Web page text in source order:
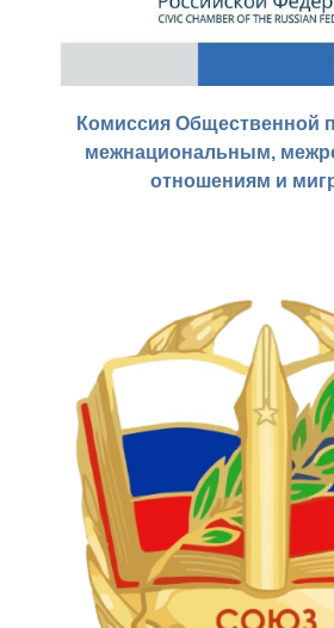
Комиссия Общественной
межнациональным,
отношениям и